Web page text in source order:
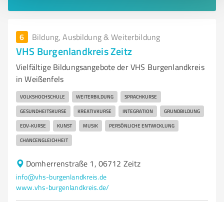
6 Bildung, Ausbildung & Weiterbildung
VHS Burgenlandkreis Zeitz
Vielfältige Bildungsangebote der VHS Burgenlandkreis
in Weißenfels
VOLKSHOCHSCHULE WEITERBILDUNG SPRACHKURSE
GESUNDHEITSKURSE KREATIVKURSE INTEGRATION GRUNDBILDUNG
EDV-KURSE KUNST MUSIK PERSÖNLICHE ENTWICKLUNG
CHANCENGLEICHHEIT
Domherrenstraße 1, 06712 Zeitz
info@vhs-burgenlandkreis.de
www.vhs-burgenlandkreis.de/